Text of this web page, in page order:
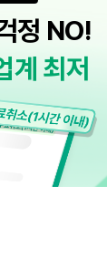
정 NO!
계 최저